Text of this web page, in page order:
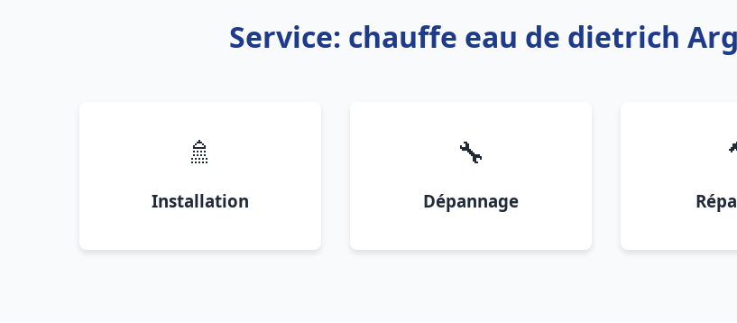
Service: chauffe eau de dietrich
🚿
Installation
🔧
Dépannage